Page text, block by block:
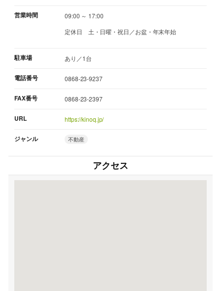
営業時間
09:00 ～ 17:00
定休日
土・日曜・祝日／お盆・年末年始
駐車場 あり／1台
電話番号 0868-23-9237
FAX番号 0868-23-2397
URL https://kinoq.jp/
ジャンル 不動産
アクセス